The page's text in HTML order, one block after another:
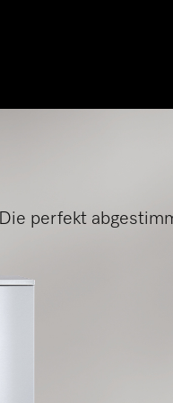
Die perfekt